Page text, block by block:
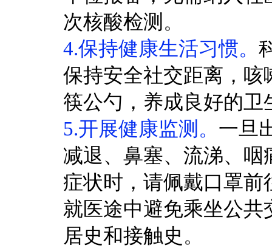
次核酸检测。
4.保持健康生活习惯。
保持安全社交距离，
筷公勺，养成良好的卫
5.开展健康监测。 一旦
减退、鼻塞、流涕、
症状时，请佩戴口罩
就医途中避免乘坐公
居史和接触史。